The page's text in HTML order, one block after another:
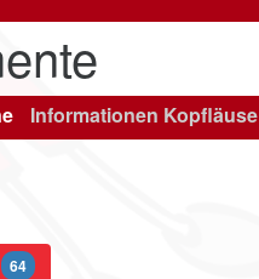
Informationen Kopfläuse
64